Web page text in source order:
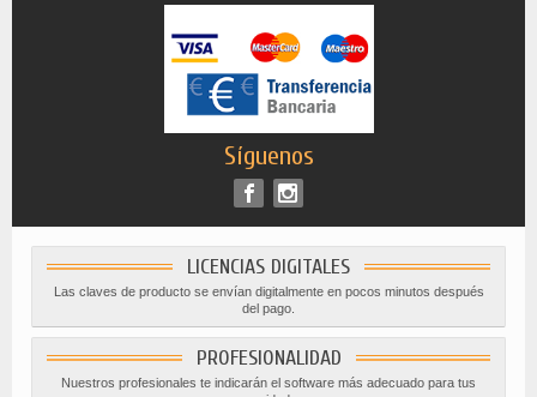
Síguenos
LICENCIAS DIGITALES
Las claves de producto se envían digitalmente en pocos minutos después
del pago.
PROFESIONALIDAD
Nuestros profesionales te indicarán el software más adecuado para tus